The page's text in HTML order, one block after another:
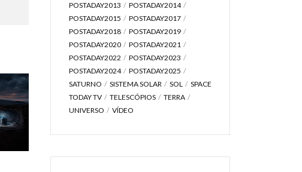
POSTADAY2013
POSTADAY2014
POSTADAY2015
POSTADAY2017
POSTADAY2018
POSTADAY2019
POSTADAY2020
POSTADAY2021
POSTADAY2022
POSTADAY2023
POSTADAY2024
POSTADAY2025
SATURNO
SISTEMA SOLAR SOL
SPACE
TODAY TV
TELESCÓPIOS
TERRA
UNIVERSO
VÍDEO